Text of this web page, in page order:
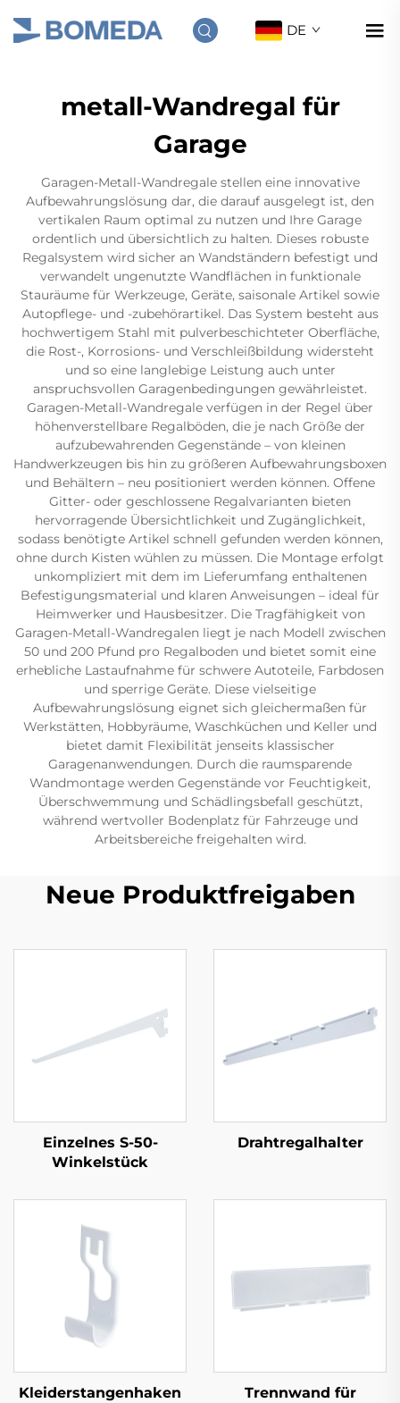
DE
metall-Wandregal für
Garage
Garagen-Metall-Wandregale stellen eine innovative
Aufbewahrungslösung dar, die darauf ausgelegt ist, den
vertikalen Raum optimal zu nutzen und Ihre Garage
ordentlich und übersichtlich zu halten. Dieses robuste
Regalsystem wird sicher an Wandständern befestigt und
verwandelt ungenutzte Wandflächen in funktionale
Stauräume für Werkzeuge, Geräte, saisonale Artikel sowie
Autopflege- und -zubehörartikel. Das System besteht aus
hochwertigem Stahl mit pulverbeschichteter Oberfläche,
die Rost-, Korrosions- und Verschleißbildung widersteht
und so eine langlebige Leistung auch unter
anspruchsvollen Garagenbedingungen gewährleistet.
Garagen-Metall-Wandregale verfügen in der Regel über
höhenverstellbare Regalböden, die je nach Größe der
aufzubewahrenden Gegenstände – von kleinen
Handwerkzeugen bis hin zu größeren Aufbewahrungsboxen
und Behältern – neu positioniert werden können. Offene
Gitter- oder geschlossene Regalvarianten bieten
hervorragende Übersichtlichkeit und Zugänglichkeit,
sodass benötigte Artikel schnell gefunden werden können,
ohne durch Kisten wühlen zu müssen. Die Montage erfolgt
unkompliziert mit dem im Lieferumfang enthaltenen
Befestigungsmaterial und klaren Anweisungen – ideal für
Heimwerker und Hausbesitzer. Die Tragfähigkeit von
Garagen-Metall-Wandregalen liegt je nach Modell zwischen
50 und 200 Pfund pro Regalboden und bietet somit eine
erhebliche Lastaufnahme für schwere Autoteile, Farbdosen
und sperrige Geräte. Diese vielseitige
Aufbewahrungslösung eignet sich gleichermaßen für
Werkstätten, Hobbyräume, Waschküchen und Keller und
bietet damit Flexibilität jenseits klassischer
Garagenanwendungen. Durch die raumsparende
Wandmontage werden Gegenstände vor Feuchtigkeit,
Überschwemmung und Schädlingsbefall geschützt,
während wertvoller Bodenplatz für Fahrzeuge und
Arbeitsbereiche freigehalten wird.
Neue Produktfreigaben
Einzelnes S-50-
Winkelstück
Drahtregalhalter
Kleiderstangenhaken
Trennwand für